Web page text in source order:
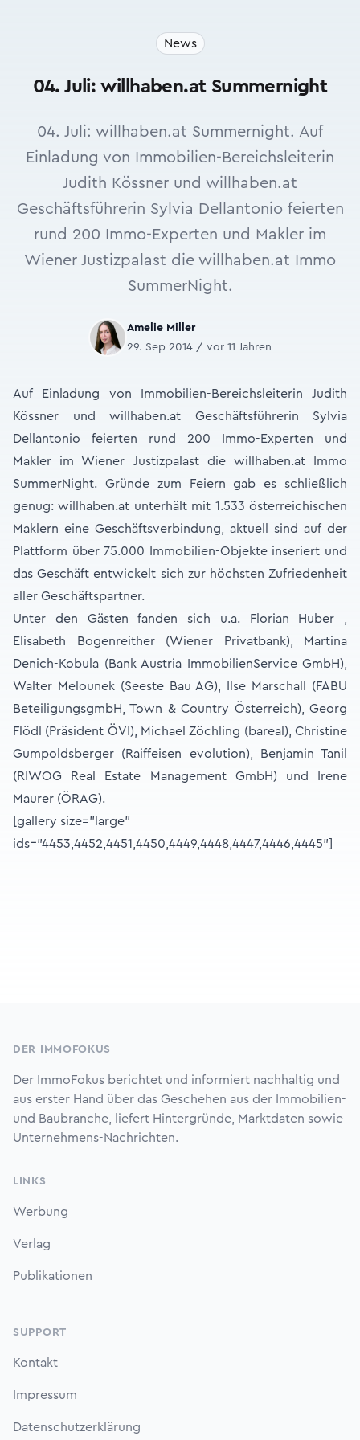
News
04. Juli: willhaben.at Summernight
04. Juli: willhaben.at Summernight. Auf
Einladung von Immobilien-Bereichsleiterin
Judith Kössner und willhaben.at
Geschäftsführerin Sylvia Dellantonio feierten
rund 200 Immo-Experten und Makler im
Wiener Justizpalast die willhaben.at Immo
SummerNight.
Amelie Miller
29. Sep 2014 / vor 11 Jahren
Auf Einladung von Immobilien-Bereichsleiterin Judith
Kössner und willhaben.at Geschäftsführerin Sylvia
Dellantonio feierten rund 200 Immo-Experten und
Makler im Wiener Justizpalast die willhaben.at Immo
SummerNight. Gründe zum Feiern gab es schließlich
genug: willhaben.at unterhält mit 1.533 österreichischen
Maklern eine Geschäftsverbindung, aktuell sind auf der
Plattform über 75.000 Immobilien-Objekte inseriert und
das Geschäft entwickelt sich zur höchsten Zufriedenheit
aller Geschäftspartner.
Unter den Gästen fanden sich u.a. Florian Huber ,
Elisabeth Bogenreither (Wiener Privatbank), Martina
Denich-Kobula (Bank Austria ImmobilienService GmbH),
Walter Melounek (Seeste Bau AG), Ilse Marschall (FABU
BeteiligungsgmbH, Town & Country Österreich), Georg
Flödl (Präsident ÖVI), Michael Zöchling (bareal), Christine
Gumpoldsberger (Raiffeisen evolution), Benjamin Tanil
(RIWOG Real Estate Management GmbH) und Irene
Maurer (ÖRAG).
[gallery size="large"
ids="4453,4452,4451,4450,4449,4448,4447,4446,4445"]
DER IMMOFOKUS
Der ImmoFokus berichtet und informiert nachhaltig und
aus erster Hand über das Geschehen aus der Immobilien-
und Baubranche, liefert Hintergründe, Marktdaten sowie
Unternehmens-Nachrichten.
LINKS
Werbung
Verlag
Publikationen
SUPPORT
Kontakt
Impressum
Datenschutzerklärung